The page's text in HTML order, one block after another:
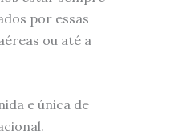
por essas
ou até a
e única de